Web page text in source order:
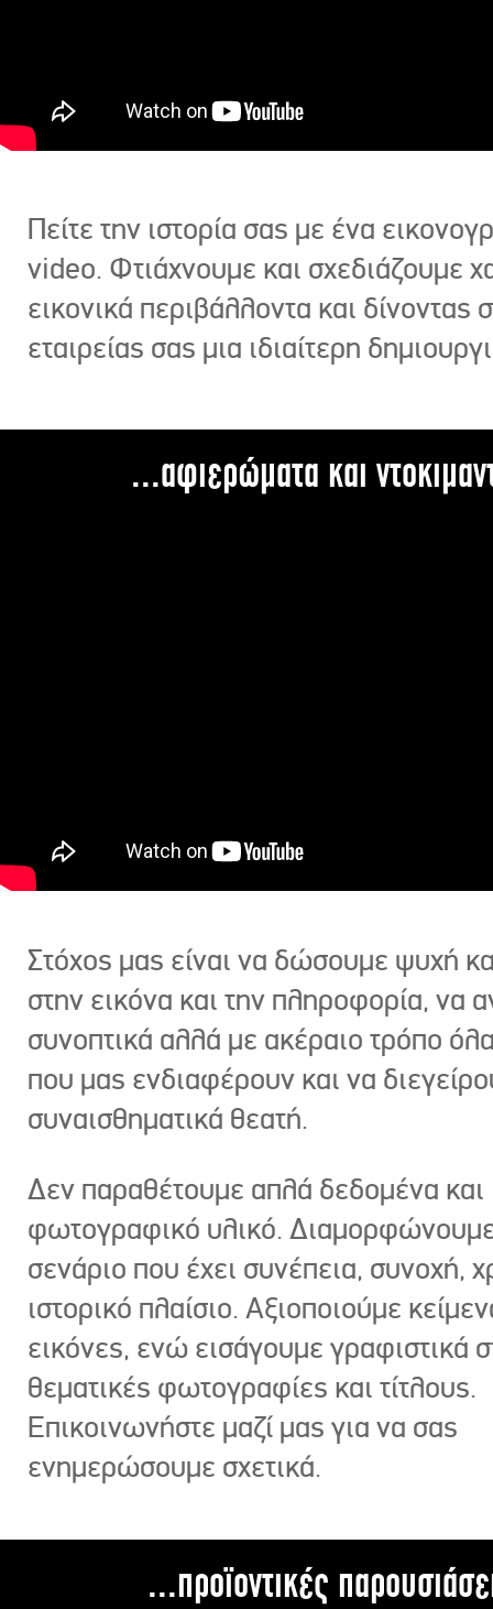
Πείτε την ιστορία σας με ένα
video. Φτιάχνουμε και σχεδιάζουμε
εικονικά περιβάλλοντα και δίνοντας
εταιρείας σας μια ιδιαίτερη
...αφιερώματα και
Στόχος μας είναι να δώσουμε ψυχή
στην εικόνα και την πληροφορία, να
συνοπτικά αλλά με ακέραιο τρόπο
που μας ενδιαφέρουν και να
συναισθηματικά θεατή.
Δεν παραθέτουμε απλά δεδομένα και
φωτογραφικό υλικό.
σενάριο που έχει συνέπεια, συνοχή,
ιστορικό πλαίσιο. Αξιοποιούμε
εικόνες, ενώ εισάγουμε γραφιστικά
θεματικές φωτογραφίες και τίτλους.
Επικοινωνήστε μαζί μας για να σας
ενημερώσουμε σχετικά.
...προϊοντικές